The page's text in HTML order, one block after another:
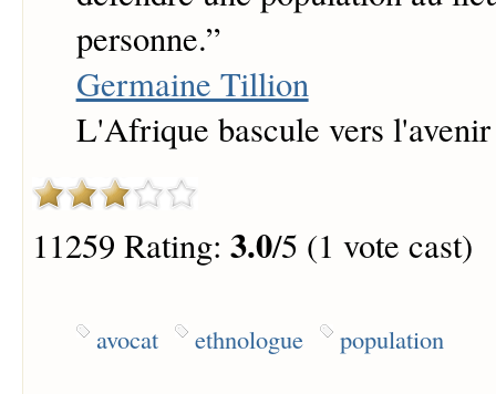
personne.”
Germaine Tillion
L'Afrique bascule vers l'avenir
11259 Rating: 3.0/5 (1 vote cast)
avocat ethnologue population